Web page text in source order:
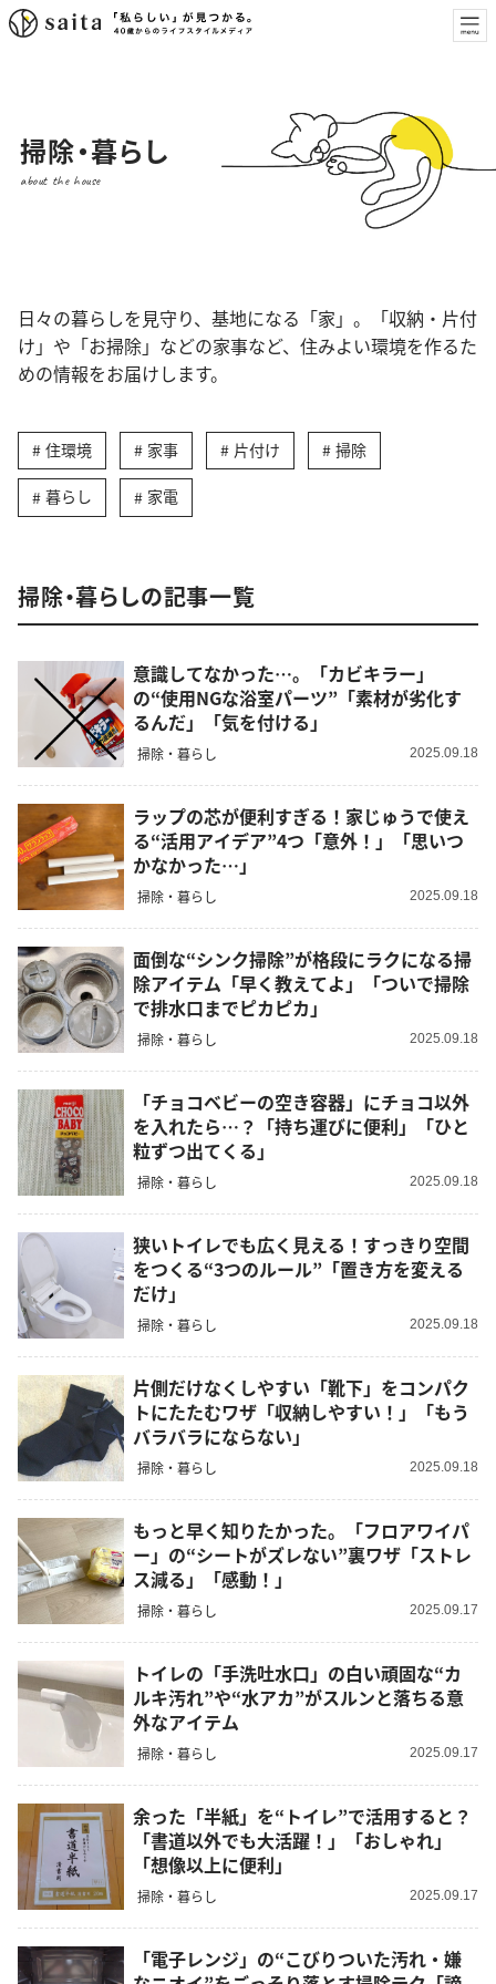
掃除・暮らし
about the house
日々の暮らしを見守り、基地になる「家」。「収納・片付
け」や「お掃除」などの家事など、住みよい環境を作るた
めの情報をお届けします。
住環境 家事 片付け 掃除
暮らし 家電
掃除・暮らしの記事一覧
意識してなかった…。「カビキラー」
の“使用NGな浴室パーツ”「素材が劣化す
るんだ」「気を付ける」
掃除・暮らし 2025.09.18
ラップの芯が便利すぎる！家じゅうで使え
る“活用アイデア”4つ「意外！」「思いつ
かなかった…」
掃除・暮らし 2025.09.18
面倒な“シンク掃除”が格段にラクになる掃
除アイテム「早く教えてよ」「ついで掃除
で排水口までピカピカ」
掃除・暮らし 2025.09.18
「チョコベビーの空き容器」にチョコ以外
を入れたら…？「持ち運びに便利」「ひと
粒ずつ出てくる」
掃除・暮らし 2025.09.18
狭いトイレでも広く見える！すっきり空間
をつくる“3つのルール”「置き方を変える
だけ」
掃除・暮らし 2025.09.18
片側だけなくしやすい「靴下」をコンパク
トにたたむワザ「収納しやすい！」「もう
バラバラにならない」
掃除・暮らし 2025.09.18
もっと早く知りたかった。「フロアワイパ
ー」の“シートがズレない”裏ワザ「ストレ
ス減る」「感動！」
掃除・暮らし 2025.09.17
トイレの「手洗吐水口」の白い頑固な“カ
ルキ汚れ”や“水アカ”がスルンと落ちる意
外なアイテム
掃除・暮らし 2025.09.17
余った「半紙」を“トイレ”で活用すると？
「書道以外でも大活躍！」「おしゃれ」
「想像以上に便利」
掃除・暮らし 2025.09.17
「電子レンジ」の“こびりついた汚れ・嫌